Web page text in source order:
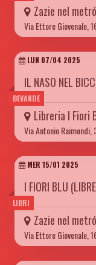
Zazie nel metró
Via Ettore Giovenale,
BEVANDE
LUN 07/04 2025
IL NASO NEL
Libreria I Fiori
Via Antonio Raimondi,
LIBRI
MER 15/01 2025
I FIORI BLU
Zazie nel metró
Via Ettore Giovenale,